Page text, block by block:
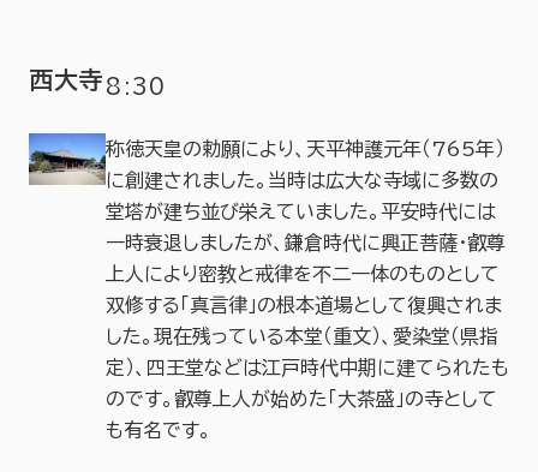
西大寺 8:30
称徳天皇の勅願により、天平神護元年（765年）
に創建されました。当時は広大な寺域に多数の
堂塔が建ち並び栄えていました。平安時代には
一時衰退しましたが、鎌倉時代に興正菩薩・叡尊
上人により密教と戒律を不二一体のものとして
双修する「真言律」の根本道場として復興されま
した。現在残っている本堂（重文）、愛染堂（県指
定）、四王堂などは江戸時代中期に建てられたも
のです。叡尊上人が始めた「大茶盛」の寺として
も有名です。